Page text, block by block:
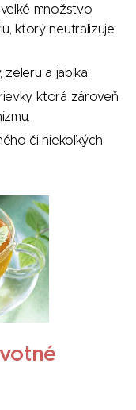
množstvo
ktorý neutralizuje
zeleru a jablka.
ktorá zároveň
či niekoľkých